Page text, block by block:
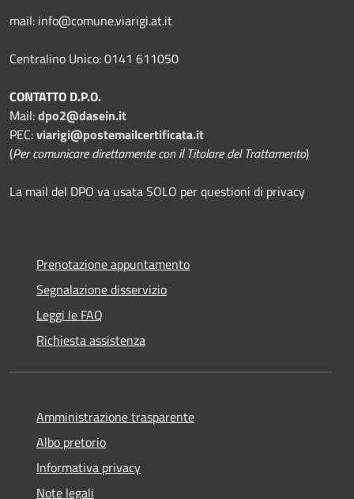
mail: info@comune.viarigi.at.it
Centralino Unico: 0141 611050
CONTATTO D.P.O.
Mail:dpo2@dasein.it
PEC:viarigi@postemailcertificata.it
(Per comunicare direttamente con il Titolare del Trattamento)
La mail del DPO va usata SOLO per questioni di privacy
Prenotazione appuntamento
Segnalazione disservizio
Leggi le FAQ
Richiesta assistenza
Amministrazione trasparente
Albo pretorio
Informativa privacy
Note legali